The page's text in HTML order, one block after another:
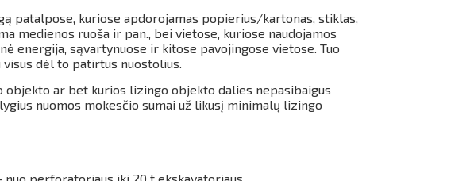
patalpose, kuriose apdorojamas popierius/kartonas, stiklas,
medienos ruoša ir pan., bei vietose, kuriose naudojamos
energija, sąvartynuose ir kitose pavojingose vietose. Tuo
dėl to patirtus nuostolius.
ar bet kurios lizingo objekto dalies nepasibaigus
nuomos mokesčio sumai už likusį minimalų lizingo